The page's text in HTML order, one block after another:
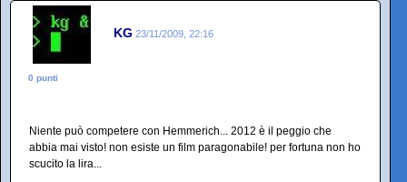
KG 23/11/2009, 22:16
0 punti
Niente può competere con Hemmerich... 2012 è il peggio che
abbia mai visto! non esiste un film paragonabile! per fortuna non ho
scucito la lira...